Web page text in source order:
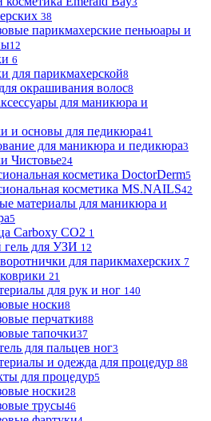
38
парикмахерские пеньюары и
12
6
для парикмахерской8
окрашивания волос8
для маникюра и
и основы для педикюра41
для маникюра и педикюра3
Чистовье24
косметика DoctorDerm5
косметика MS.NAILS42
материалы для маникюра и
5
Carboxy CO2 1
для УЗИ 12
для парикмахерских 7
21
для рук и ног 140
носки8
перчатки88
тапочки37
для пальцев ног3
и одежда для процедур 88
для процедур5
носки28
трусы46